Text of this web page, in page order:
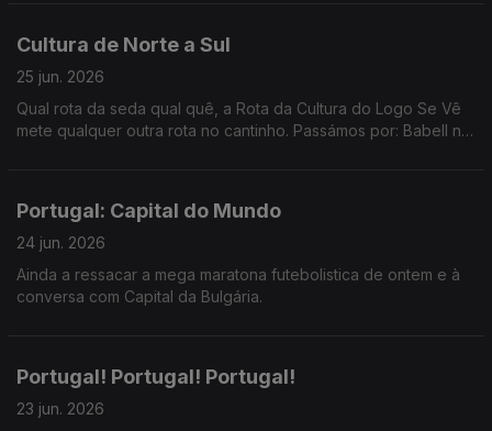
Cultura de Norte a Sul
25 jun. 2026
Qual rota da seda qual quê, a Rota da Cultura do Logo Se Vê
mete qualquer outra rota no cantinho. Passámos por: Babell no
Portugal: Capital do Mundo
24 jun. 2026
Ainda a ressacar a mega maratona futebolistica de ontem e à
conversa com Capital da Bulgária.
Portugal! Portugal! Portugal!
23 jun. 2026